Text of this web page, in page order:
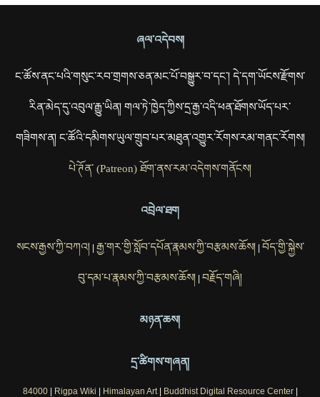
ཞལ་འདེབས།
ང་ཚོས་ནང་པའི་གསུང་རབ་གྲགས་ཅན་མང་པོ་བསྒྱུར་བ་དང་། དེ་དག་ཡོངས་རྫོགས་
རིན་མེད་དུ་འབུལ་རྒྱུ་ཡིན། གལ་ཏེ་ཁྱེད་ཀྱིས་དྲ་རྒྱ་འདི་ཕན་ཐོགས་ཡོད་པར་
གཟིགས་ན། ང་ཚོའི་དམིགས་ཡུལ་གྲུབ་པར་མཐུན་འགྱུར་རོགས་རམ་གནང་རོགས།
པེ་ཊོན་ (Patreon) ཐོག་ནས་རམ་འདེགས་གནོངས།
འབྲེལ་ཐག
སངས་རྒྱས་ཀྱི་བཀའ།| རྒྱ་གར་གྱི་སློབ་དཔོན་རྣམས་ཀྱི་བརྩམས་ཆོས།| བོད་གྱི་སྐྱེས་
བུ་དམ་པ་རྣམས་ཀྱི་བརྩམས་ཆོས། | བརྗོད་གཞི།
མཉན་ཆས།
དྲ་ཚིགས་གཞན།
84000| Rigpa Wiki | Himalayan Art| Buddhist Digital Resource Center|